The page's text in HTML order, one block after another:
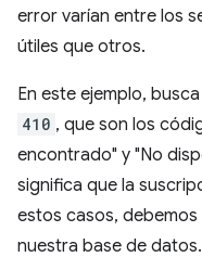
error varían entre los
útiles que otros.
En este ejemplo,
410 , que son los
encontrado" y "No
significa que la
estos casos,
nuestra base de datos.